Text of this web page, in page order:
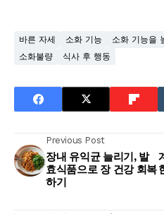
바른 자세 소화 기능
소화 기능을
소화불량
식사 후 행동
Previous Post
장내 유익균 늘리기, 발
효식품으로 장 건강 회복
하기